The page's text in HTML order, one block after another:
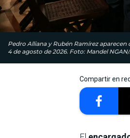
Pedro Alliana y Rubén Ramírez
4 de agosto de 2026. Foto: Mandel
Compartir en